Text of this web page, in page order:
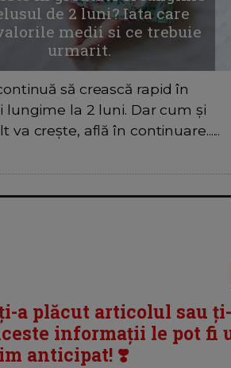
de 2 luni? Iata care
medii si ce trebuie
urmarit.
să crească rapid în
lungime la 2 luni. Dar cum și
va crește, află în continuare......
a plăcut articolul sau
informații le pot
anticipat! ❣️